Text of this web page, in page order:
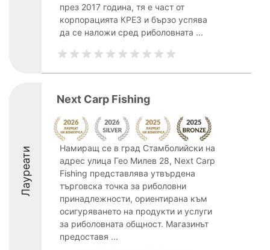
през 2017 година, тя е част от
корпорацията КРЕЗ и бързо успява
да се наложи сред риболовната ...
Лауреати
Next Carp Fishing
Намиращ се в град Стамболийски на
адрес улица Гео Милев 28, Next Carp
Fishing представлява утвърдена
търговска точка за риболовни
принадлежности, ориентирана към
осигуряването на продукти и услуги
за риболовната общност. Магазинът
предоставя ...